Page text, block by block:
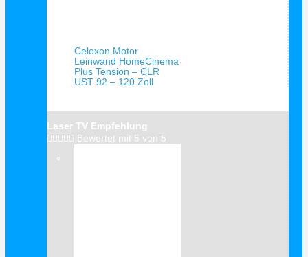
Celexon Motor
Leinwand HomeCinema
Plus Tension – CLR
UST 92 – 120 Zoll
Laser TV Empfehlung
     Bewertet mit 5 von 5